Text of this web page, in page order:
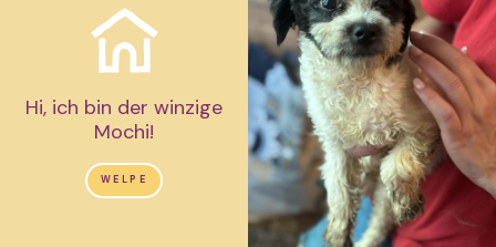
Hi, ich bin der winzige
Mochi!
WELPE